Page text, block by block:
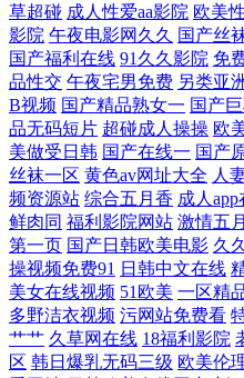
区 亚洲欧美人精品高清 成人国产
影在线观看 国产强伦姧在线观看
超碰人人乐 久久撸com 三级日韩
开心激情综合五月天 91免费视频
线 亚洲综合男 丁香综合素人 免费
韩国精品 日本性爱自拍 在线观看
频 羞羞视频东京热 AV日韩网址
草超碰 成人性爱aa影院 欧美
影院 午夜电影网久久 国产丝
国产福利在线 91久久影院 免
品性交 午夜宅男免费 另类亚
B视频 国产精品熟女一 国产
品无码短片 超碰成人操操 欧
美做受日韩 国产在线一 国产
丝袜一区 黄色av网址大全 人
频资源站 综合五月香 成人
鲜肉同 福利影院网站 激情五
第一页 国产日韩欧美电影 久
操视频免费91 日韩中文在线
美女在线视频 51欧美 一区精
多野洁衣视频 污网站免费看
艹艹 久草网在线 18福利影院
区 韩日爆乳无码三级 欧美伦